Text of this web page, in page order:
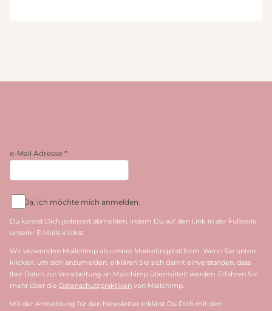
e-Mail Adresse *
Ja, ich möchte mich anmelden.
Du kannst Dich jederzeit abmelden, indem Du auf den Link in der Fußzeile
unserer E-Mails klickst.
Wir verwenden Mailchimp als unsere Marketingplattform. Wenn Sie unten
klicken, um sich anzumelden, erklären Sie sich damit einverstanden, dass
Ihre Daten zur Verarbeitung an Mailchimp übermittelt werden. Erfahren Sie
mehr über die Datenschutzpraktiken von Mailchimp.
Mit der Anmeldung für den Newsletter erklärst Du Dich mit den